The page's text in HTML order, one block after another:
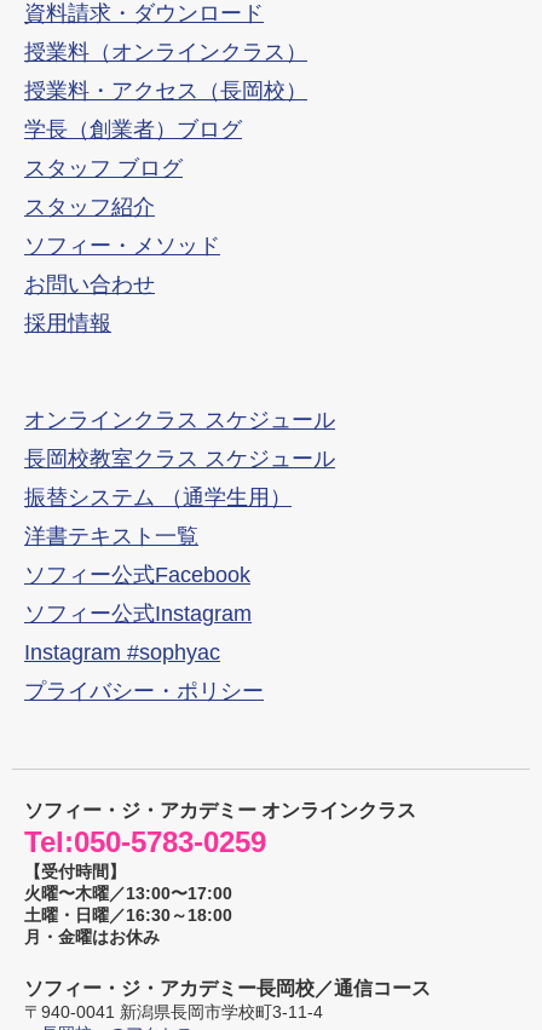
資料請求・ダウンロード
授業料（オンラインクラス）
授業料・アクセス（長岡校）
学長（創業者）ブログ
スタッフ ブログ
スタッフ紹介
ソフィー・メソッド
お問い合わせ
採用情報
オンラインクラス スケジュール
長岡校教室クラス スケジュール
振替システム （通学生用）
洋書テキスト一覧
ソフィー公式Facebook
ソフィー公式Instagram
Instagram #sophyac
プライバシー・ポリシー
ソフィー・ジ・アカデミー オンラインクラス
Tel:050-5783-0259
【受付時間】
火曜〜木曜／13:00〜17:00
土曜・日曜／16:30～18:00
月・金曜はお休み
ソフィー・ジ・アカデミー長岡校／通信コース
〒 940-0041 新潟県長岡市学校町3-11-4